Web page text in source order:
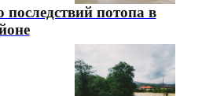
последствий потопа в